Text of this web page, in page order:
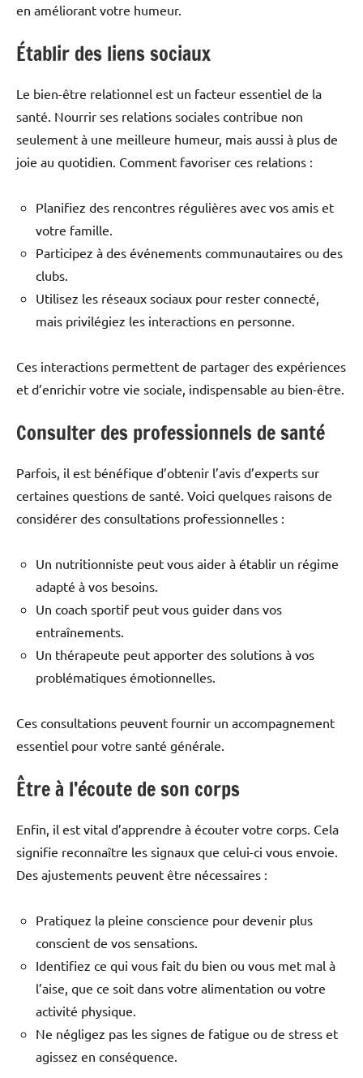
en améliorant votre humeur.
Établir des liens sociaux
Le bien-être relationnel est un facteur essentiel de la
santé. Nourrir ses relations sociales contribue non
seulement à une meilleure humeur, mais aussi à plus de
joie au quotidien. Comment favoriser ces relations :
Planifiez des rencontres régulières avec vos amis et
votre famille.
Participez à des événements communautaires ou des
clubs.
Utilisez les réseaux sociaux pour rester connecté,
mais privilégiez les interactions en personne.
Ces interactions permettent de partager des expériences
et d’enrichir votre vie sociale, indispensable au bien-être.
Consulter des professionnels de santé
Parfois, il est bénéfique d’obtenir l’avis d’experts sur
certaines questions de santé. Voici quelques raisons de
considérer des consultations professionnelles :
Un nutritionniste peut vous aider à établir un régime
adapté à vos besoins.
Un coach sportif peut vous guider dans vos
entraînements.
Un thérapeute peut apporter des solutions à vos
problématiques émotionnelles.
Ces consultations peuvent fournir un accompagnement
essentiel pour votre santé générale.
Être à l’écoute de son corps
Enfin, il est vital d’apprendre à écouter votre corps. Cela
signifie reconnaître les signaux que celui-ci vous envoie.
Des ajustements peuvent être nécessaires :
Pratiquez la pleine conscience pour devenir plus
conscient de vos sensations.
Identifiez ce qui vous fait du bien ou vous met mal à
l’aise, que ce soit dans votre alimentation ou votre
activité physique.
Ne négligez pas les signes de fatigue ou de stress et
agissez en conséquence.